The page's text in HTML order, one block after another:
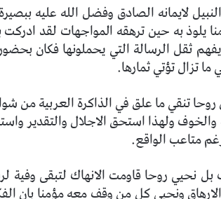
لايمانه الصادق وفضل الله عليه
يلوذ به حين ترهقه المواجهات لقد
ثقل الرسالة التي يحملونها فكان
تزال تؤتي ثمارها.
تنقي ما علق في الذاكرة العربية من
ولهذا استحق الاجلال والتقدير
متاعب الواقع.
نحيي روحا قاومت الانهاك لتبقى وفية
ونحيي كل من وقف معه مؤمنا بان